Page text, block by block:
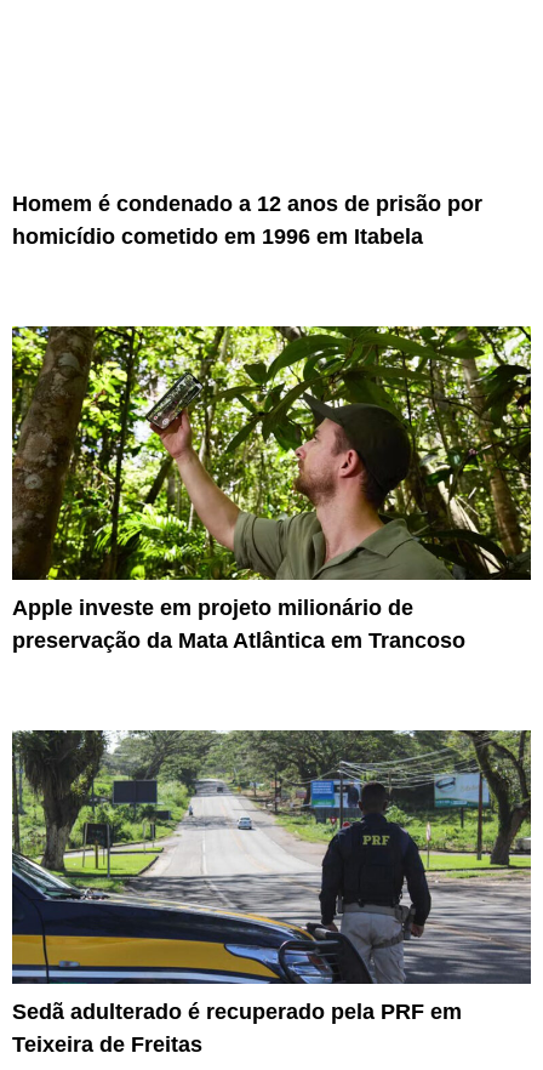
Homem é condenado a 12 anos de prisão por
homicídio cometido em 1996 em Itabela
Apple investe em projeto milionário de
preservação da Mata Atlântica em Trancoso
Sedã adulterado é recuperado pela PRF em
Teixeira de Freitas